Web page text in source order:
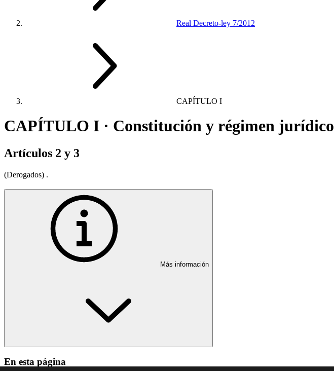
Real Decreto-ley 7/2012
CAPÍTULO I
CAPÍTULO I · Constitución y régimen jurídico
Artículos 2 y 3
(Derogados) .
Más información
En esta página